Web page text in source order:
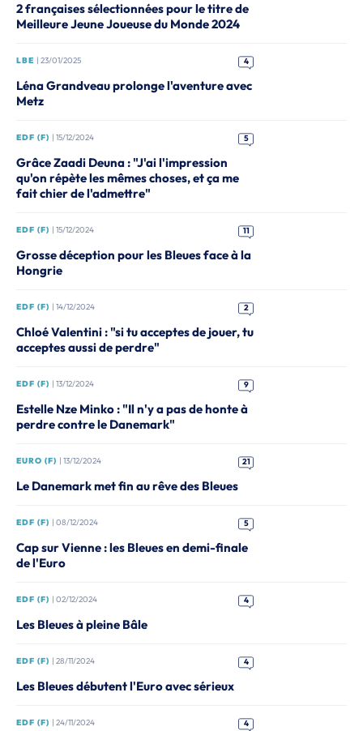
2 françaises sélectionnées pour le titre de
Meilleure Jeune Joueuse du Monde 2024
LBE | 23/01/2025 4
Léna Grandveau prolonge l'aventure avec
Metz
EDF (F) | 15/12/2024 5
Grâce Zaadi Deuna : "J'ai l'impression
qu'on répète les mêmes choses, et ça me
fait chier de l'admettre"
EDF (F) | 15/12/2024 11
Grosse déception pour les Bleues face à la
Hongrie
EDF (F) | 14/12/2024 2
Chloé Valentini : "si tu acceptes de jouer, tu
acceptes aussi de perdre"
EDF (F) | 13/12/2024 9
Estelle Nze Minko : "Il n'y a pas de honte à
perdre contre le Danemark"
EURO (F) | 13/12/2024 21
Le Danemark met fin au rêve des Bleues
EDF (F) | 08/12/2024 5
Cap sur Vienne : les Bleues en demi-finale
de l'Euro
EDF (F) | 02/12/2024 4
Les Bleues à pleine Bâle
EDF (F) | 28/11/2024 4
Les Bleues débutent l'Euro avec sérieux
EDF (F) | 24/11/2024 4